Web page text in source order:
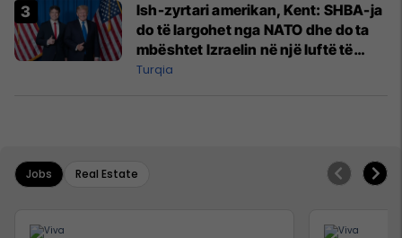
Ish-zyrtari amerikan, Kent: SHBA-ja
do të largohet nga NATO dhe do ta
mbështet Izraelin në një luftë të
mundshme me Turqinë në Siri
Turqia
Jobs Real Estate